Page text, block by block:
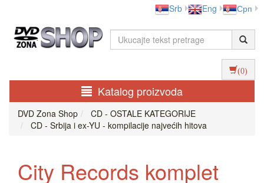
Srb Eng Срп
(0)
Katalog proizvoda
DVD Zona Shop
CD - OSTALE KATEGORIJE
CD - Srbija i ex-YU - kompilacije najvećih hitova
City Records komplet